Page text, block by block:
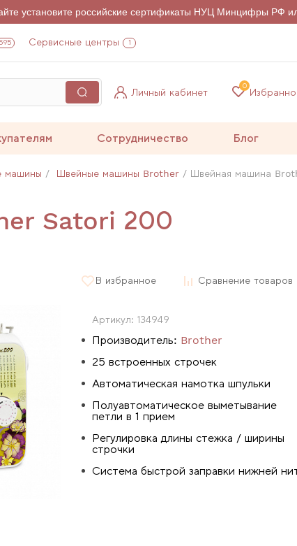
установите российские сертификаты НУЦ Минцифры РФ
595 Сервисные центры 1
Личный кабинет
0
Сотрудничество Блог
машины Швейные машины Brother Швейная машина
Satori 200
В избранное Сравнение товаров
Артикул: 134949
Производитель: Brother
25 встроенных строчек
Автоматическая намотка шпульки
Полуавтоматическое выметывание
петли в 1 прием
Регулировка длины стежка / ширины
строчки
Система быстрой заправки нижней